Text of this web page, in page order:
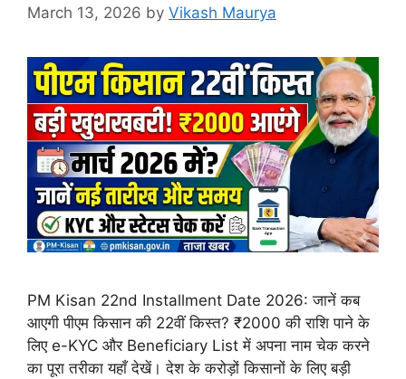
March 13, 2026 by Vikash Maurya
​PM Kisan 22nd Installment Date 2026: जानें कब
आएगी पीएम किसान की 22वीं किस्त? ₹2000 की राशि पाने के
लिए e-KYC और Beneficiary List में अपना नाम चेक करने
का पूरा तरीका यहाँ देखें। देश के करोड़ों किसानों के लिए बड़ी